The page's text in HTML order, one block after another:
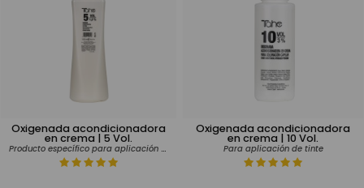
Oxigenada acondicionadora
en crema | 5 Vol.
Producto específico para aplicación de tinte
Oxigenada acondicionadora
en crema | 10 Vol.
Para aplicación de tinte